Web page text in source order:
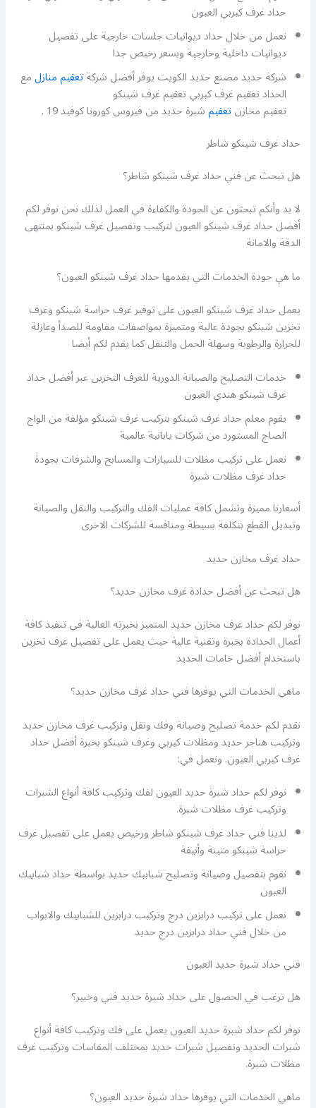
حداد غرف كيربي العيون
نعمل من خلال حداد ديوانيات جلسات خارجية على تفصيل
ديوانيات داخلية وخارجية وبسعر رخيص جدا
شركة حديد مصنع حديد الكويت يوفر أفضل شركةتعقيم منازلمع
الحداد تعقيم غرف كيربي تعقيم غرف شينكو
تعقيم مخازنتعقيمشبرة حديد من فيروس كورونا كوفيد 19 .
حداد غرف شينكو شاطر
هل تبحث عن فني حداد غرف شينكو شاطر؟
لا بد وأنكم تبحثون عن الجودة والكفاءة في العمل لذلك نحن نوفر لكم
أفضل حداد غرف شينكو العيون لتركيب وتفصيل غرف شينكو بمنتهى
الدقة والامانة
ما هي جودة الخدمات التي يقدمها حداد غرف شينكو العيون؟
يعمل حداد غرف شينكو العيون على توفير غرف حراسة شينكو وغرف
تخزين شينكو بجودة عالية ومتميزة بمواصفات مقاومة للصدأ وعازلة
للحرارة والرطوبة وسهلة الحمل والتنقل كما يقدم لكم أيضا
خدمات التصليح والصيانة الدورية للغرف التخزين عبر أفضل حداد
غرف شينكو هندي العيون
يقوم معلم حداد غرف شينكو بتركيب غرف شينكو مؤلفة من الواح
الصاج المستورد من شركات يابانية عالمية
نعمل على تركيب مظلات للسيارات والمسابح والشرفات بجودة
حداد غرف مظلات شبرة
أسعارنا مميزة وتشمل كافة عمليات الفك والتركيب والنقل والصيانة
وتبديل القطع بتكلفة بسيطة ومنافسة للشركات الاخرى
حداد غرف مخازن حديد
هل تبحث عن أفضل حدادة غرف مخازن حديد؟
نوفر لكم حداد غرف مخازن حديد المتميز بخبرته العالية في تنفيذ كافة
أعمال الحدادة بخبرة وتقنية عالية حيث يعمل على تفصيل غرف تخزين
باستخدام أفضل خامات الحديد
ماهي الخدمات التي يوفرها فني حداد غرف مخازن حديد؟
نقدم لكم خدمة تصليح وصيانة وفك ونقل وتركيب غرف مخازن حديد
وتركيب هناجر حديد ومظلات كيربي وغرف شينكو بخبرة أفضل حداد
غرف كيربي العيون. ونعمل في:
نوفر لكم حداد شبرة حديد العيون لفك وتركيب كافة أنواع الشبرات
وتركيب غرف مظلات شبرة.
لدينا فني حداد غرف شينكو شاطر ورخيص يعمل على تفصيل غرف
حراسة شينكو متينة وأنيقة
نقوم بتفصيل وصيانة وتصليح شبابيك حديد بواسطة حداد شبابيك
العيون
نعمل على تركيب درابزين درج وتركيب درابزين للشبابيك والابواب
من خلال فني حداد درابزين درج حديد
فني حداد شبرة حديد العيون
هل ترغب في الحصول على حداد شبرة حديد فني وخبير؟
نوفر لكم حداد شبرة حديد العيون يعمل على فك وتركيب كافة أنواع
شبرات الحديد وتفصيل شبرات حديد بمختلف المقاسات وتركيب غرف
مظلات شبرة.
ماهي الخدمات التي يوفرها حداد شبرة حديد العيون؟